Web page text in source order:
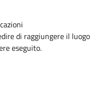
di raggiungere il luogo
eseguito.